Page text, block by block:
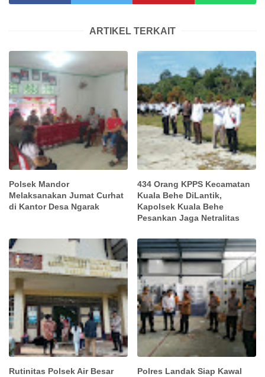
ARTIKEL TERKAIT
Polsek Mandor
Melaksanakan Jumat Curhat
di Kantor Desa Ngarak
434 Orang KPPS Kecamatan
Kuala Behe DiLantik,
Kapolsek Kuala Behe
Pesankan Jaga Netralitas
Rutinitas Polsek Air Besar
Polres Landak Siap Kawal